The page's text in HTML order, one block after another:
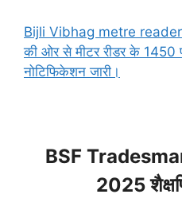
Bijli Vibhag metre reader
की ओर से मीटर रीडर के 1450
नोटिफिकेशन जारी।
BSF
2025